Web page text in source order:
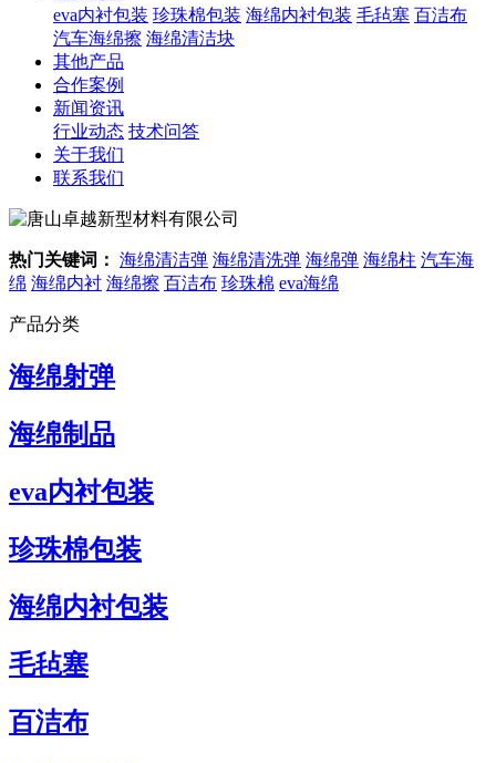
eva内衬包装 珍珠棉包装 海绵内衬包装 毛毡塞 百洁布
汽车海绵擦 海绵清洁块
其他产品
合作案例
新闻资讯
行业动态 技术问答
关于我们
联系我们
热门关键词： 海绵清洁弹 海绵清洗弹 海绵弹 海绵柱 汽车海
绵 海绵内衬 海绵擦 百洁布 珍珠棉 eva海绵
产品分类
海绵射弹
海绵制品
eva内衬包装
珍珠棉包装
海绵内衬包装
毛毡塞
百洁布